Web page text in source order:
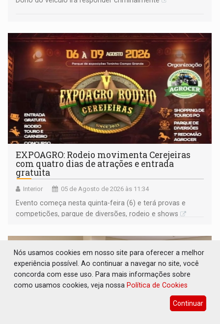
EXPOAGRO: Rodeio movimenta Cerejeiras
com quatro dias de atrações e entrada
gratuita
Interior 05 de Agosto de 2026 às 11:34
Evento começa nesta quinta-feira (6) e terá provas e
competições, parque de diversões, rodeio e shows
Nós usamos cookies em nosso site para oferecer a melhor
experiência possível. Ao continuar a navegar no site, você
concorda com esse uso. Para mais informações sobre
como usamos cookies, veja nossa Política de Cookies
Continuar